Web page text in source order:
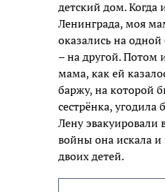
детский дом. Когда
Ленинграда, моя
оказались на
– на другой. Потом
мама, как ей
баржу, на которой
сестрёнка,
Лену эвакуировали
войны она искала
двоих детей.